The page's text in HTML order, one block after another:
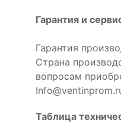
Гарантия и
Гарантия
Страна
вопросам
Таблица